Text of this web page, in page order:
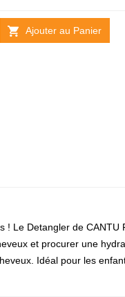
Ajouter au Panier
Le Detangler de CANTU
et procurer une
Idéal pour les